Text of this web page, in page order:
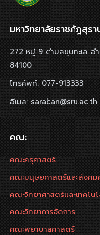
มหาวิทยาลัยราชภัฏสุร
272 หมู่ 9 ตำบลขุนทะเล อ
84100
โทรศัพท์: 077-913333
อีเมล: saraban@sru.ac.th
คณะ
คณะครุศาสตร์
คณะมนุษยศาสตร์และสังคม
คณะวิทยาศาสตร์และเทคโน
คณะวิทยาการจัดการ
คณะพยาบาลศาสตร์